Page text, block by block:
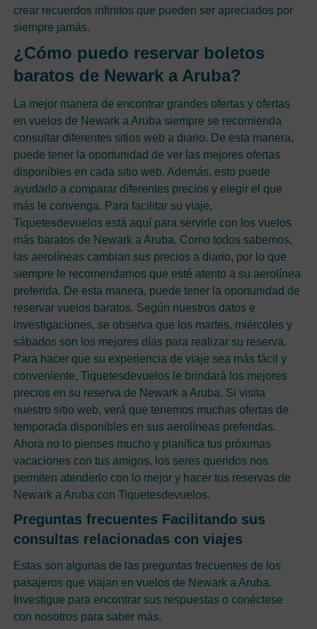
crear recuerdos infinitos que pueden ser apreciados por
siempre jamás.
¿Cómo puedo reservar boletos
baratos de Newark a Aruba?
La mejor manera de encontrar grandes ofertas y ofertas
en vuelos de Newark a Aruba siempre se recomienda
consultar diferentes sitios web a diario. De esta manera,
puede tener la oportunidad de ver las mejores ofertas
disponibles en cada sitio web. Además, esto puede
ayudarlo a comparar diferentes precios y elegir el que
más le convenga. Para facilitar su viaje,
Tiquetesdevuelos está aquí para servirle con los vuelos
más baratos de Newark a Aruba. Como todos sabemos,
las aerolíneas cambian sus precios a diario, por lo que
siempre le recomendamos que esté atento a su aerolínea
preferida. De esta manera, puede tener la oportunidad de
reservar vuelos baratos. Según nuestros datos e
investigaciones, se observa que los martes, miércoles y
sábados son los mejores días para realizar su reserva.
Para hacer que su experiencia de viaje sea más fácil y
conveniente, Tiquetesdevuelos le brindará los mejores
precios en su reserva de Newark a Aruba. Si visita
nuestro sitio web, verá que tenemos muchas ofertas de
temporada disponibles en sus aerolíneas preferidas.
Ahora no lo pienses mucho y planifica tus próximas
vacaciones con tus amigos, los seres queridos nos
permiten atenderlo con lo mejor y hacer tus reservas de
Newark a Aruba con Tiquetesdevuelos.
Preguntas frecuentes Facilitando sus
consultas relacionadas con viajes
Estas son algunas de las preguntas frecuentes de los
pasajeros que viajan en vuelos de Newark a Aruba.
Investigue para encontrar sus respuestas o conéctese
con nosotros para saber más.